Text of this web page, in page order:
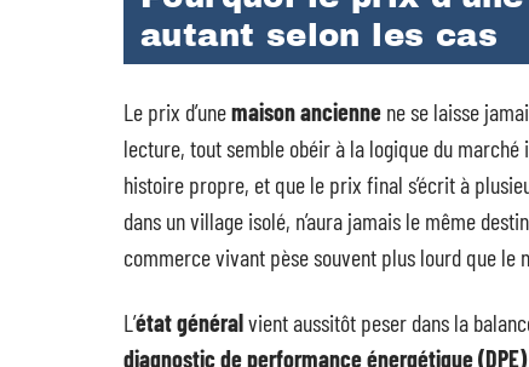
autant selon les cas
Le prix d’unemaison ancienne ne se laisse
lecture, tout semble obéir à la logique du
histoire propre, et que le prix final s’écrit à
dans un village isolé, n’aura jamais le même
commerce vivant pèse souvent plus lourd que
L’état généralvient aussitôt peser dans la
diagnostic de performance énergétique (DPE)